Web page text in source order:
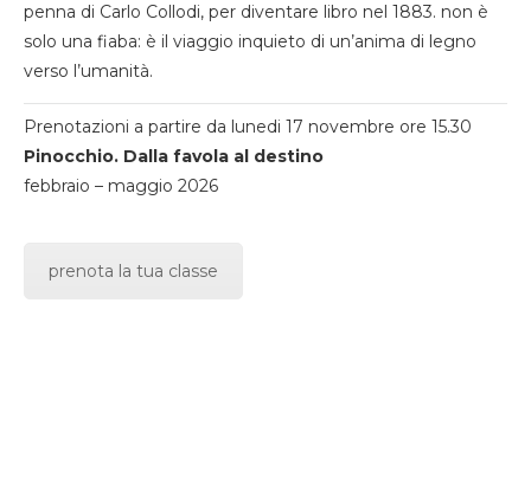
penna di Carlo Collodi, per diventare libro nel 1883. non è
solo una fiaba: è il viaggio inquieto di un’anima di legno
verso l’umanità.
Prenotazioni a partire da lunedi 17 novembre ore 15.30
Pinocchio. Dalla favola al destino
febbraio – maggio 2026
prenota la tua classe